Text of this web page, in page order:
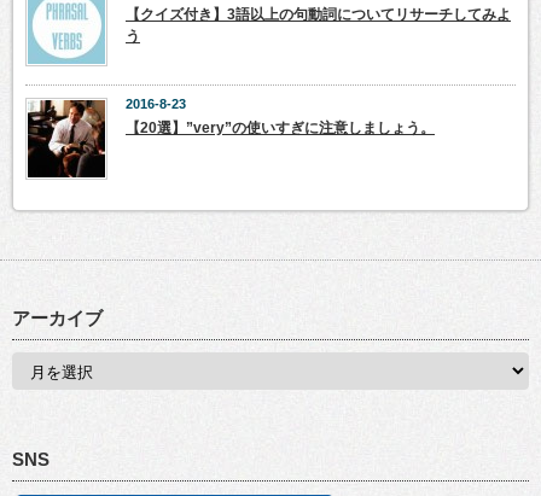
【クイズ付き】3語以上の句動詞についてリサーチしてみよ
う
2016-8-23
【20選】”very”の使いすぎに注意しましょう。
アーカイブ
SNS